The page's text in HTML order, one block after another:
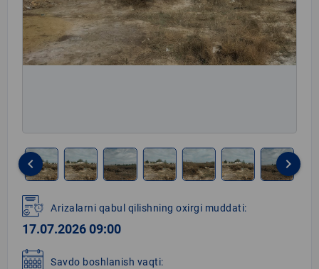
1
of
8
keyboard_arrow_left keyboard_arrow_right
Arizalarni qabul qilishning oxirgi muddati:
17.07.2026 09:00
Savdo boshlanish vaqti: